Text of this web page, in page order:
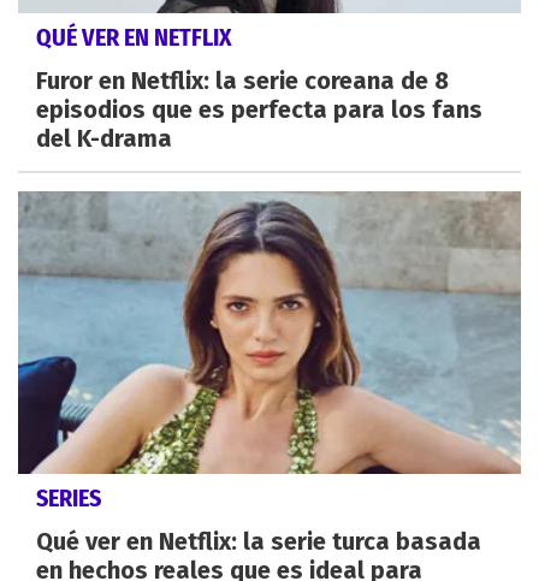
QUÉ VER EN NETFLIX
Furor en Netflix: la serie coreana de 8
episodios que es perfecta para los fans
del K-drama
SERIES
Qué ver en Netflix: la serie turca basada
en hechos reales que es ideal para